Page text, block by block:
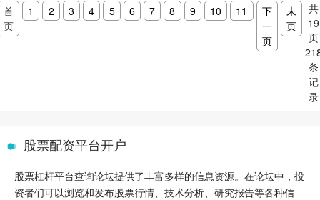
首
页
1 2 3 4 5 6 7 8 9 10 11
下
一
页
末
页
共
19
页
条
记
录
股票配资平台开户
股票杠杆平台查询论坛提供了丰富多样的信息资源。在论坛中，投
资者们可以浏览和发布股票行情、技术分析、研究报告等各种信